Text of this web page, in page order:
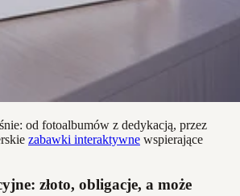
od fotoalbumów z dedykacją, przez
zabawki interaktywne wspierające
złoto, obligacje, a może